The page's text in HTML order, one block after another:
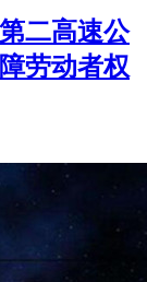
二高速公
劳动者权